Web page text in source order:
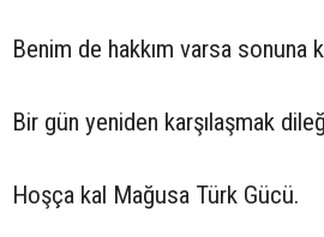
Benim de hakkım varsa sonuna
Bir gün yeniden karşılaşmak
Hoşça kal Mağusa Türk Gücü.